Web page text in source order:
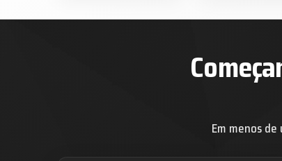
Em menos